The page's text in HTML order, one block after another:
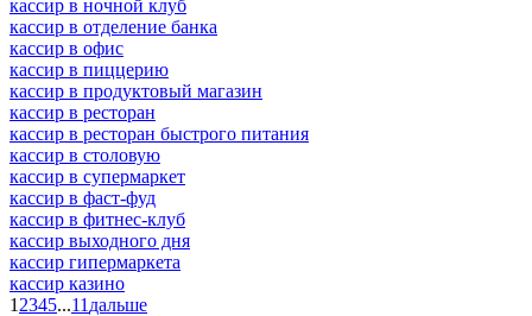
кассир в ночной клуб
кассир в отделение банка
кассир в офис
кассир в пиццерию
кассир в продуктовый магазин
кассир в ресторан
кассир в ресторан быстрого питания
кассир в столовую
кассир в супермаркет
кассир в фаст-фуд
кассир в фитнес-клуб
кассир выходного дня
кассир гипермаркета
кассир казино
1 2345...11 дальше